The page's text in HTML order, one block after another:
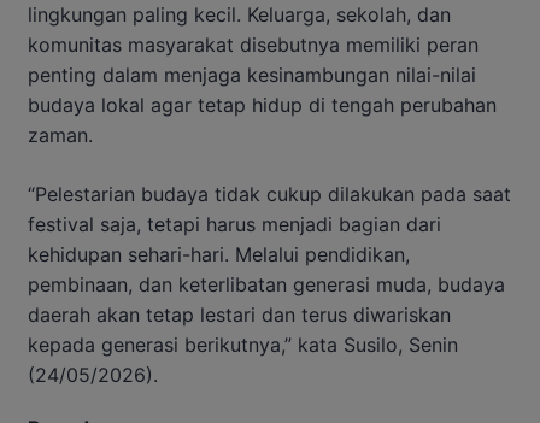
lingkungan paling kecil. Keluarga, sekolah, dan
komunitas masyarakat disebutnya memiliki peran
penting dalam menjaga kesinambungan nilai-nilai
budaya lokal agar tetap hidup di tengah perubahan
zaman.
“Pelestarian budaya tidak cukup dilakukan pada saat
festival saja, tetapi harus menjadi bagian dari
kehidupan sehari-hari. Melalui pendidikan,
pembinaan, dan keterlibatan generasi muda, budaya
daerah akan tetap lestari dan terus diwariskan
kepada generasi berikutnya,” kata Susilo, Senin
(24/05/2026).